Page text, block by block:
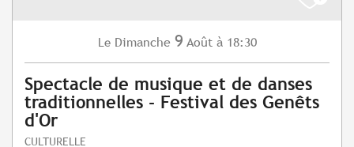
Le Dimanche 9 Août à 18:30
Spectacle de musique et de danses
traditionnelles - Festival des Genêts
d'Or
CULTURELLE